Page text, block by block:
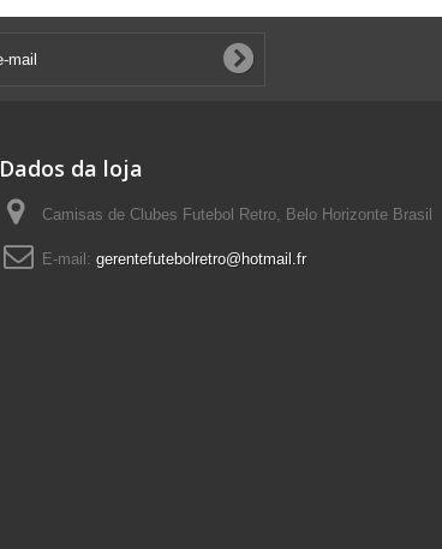
Dados da loja
Camisas de Clubes Futebol Retro, Belo Horizonte Brasil
E-mail: gerentefutebolretro@hotmail.fr